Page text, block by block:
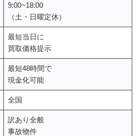
9:00~18:00
（土・日曜定休）
最短当日に
買取価格提示
最短48時間で
現金化可能
全国
訳あり全般
事故物件